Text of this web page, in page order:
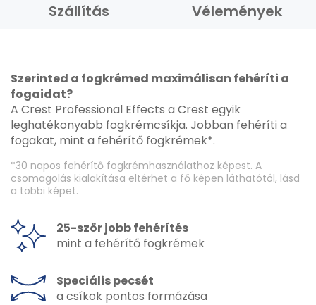
Szállítás
Vélemények
Szerinted a fogkrémed maximálisan fehéríti a
fogaidat?
A Crest Professional Effects a Crest egyik
leghatékonyabb fogkrémcsíkja. Jobban fehéríti a
fogakat, mint a fehérítő fogkrémek*.
*30 napos fehérítő fogkrémhasználathoz képest. A
csomagolás kialakítása eltérhet a fő képen láthatótól, lásd
a többi képet.
25-ször jobb fehérítés
mint a fehérítő fogkrémek
Speciális pecsét
a csíkok pontos formázása